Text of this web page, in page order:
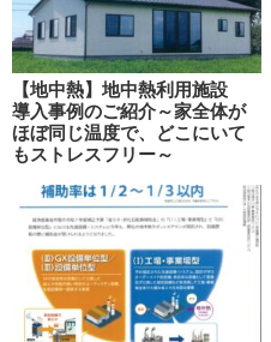
【地中熱】地中熱利用施設
導入事例のご紹介～家全体が
ほぼ同じ温度で、どこにいて
もストレスフリー～